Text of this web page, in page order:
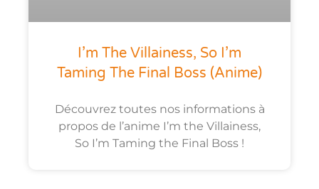
I’m The Villainess, So I’m
Taming The Final Boss (anime)
Découvrez toutes nos informations à
propos de l’anime I’m the Villainess,
So I’m Taming the Final Boss !